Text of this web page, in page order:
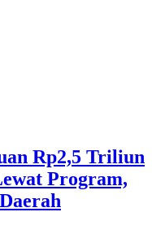
Rp2,5 Triliun
Program,